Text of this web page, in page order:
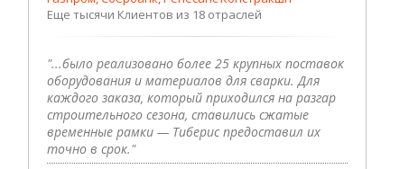
Еще тысячи Клиентов из 18 отраслей
"...было реализовано более 25 крупных поставок
оборудования и материалов для сварки. Для
каждого заказа, который приходился на разгар
строительного сезона, ставились сжатые
временные рамки — Тиберис предоставил их
точно в срок."